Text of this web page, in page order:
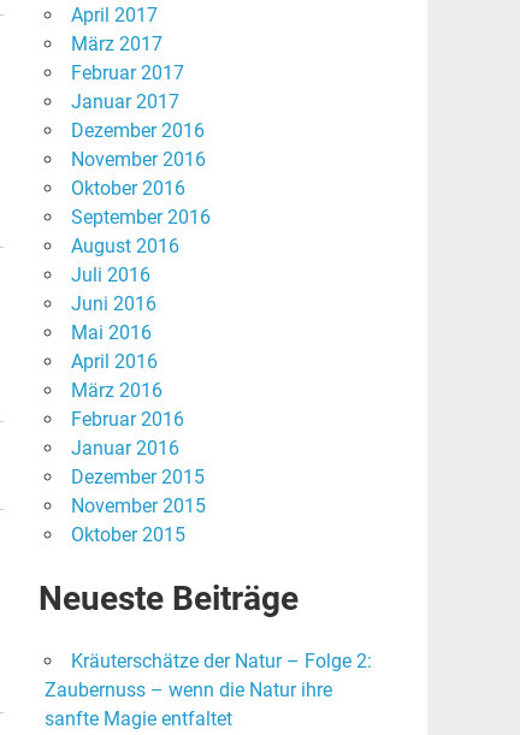
April 2017
März 2017
Februar 2017
Januar 2017
Dezember 2016
November 2016
Oktober 2016
September 2016
August 2016
Juli 2016
Juni 2016
Mai 2016
April 2016
März 2016
Februar 2016
Januar 2016
Dezember 2015
November 2015
Oktober 2015
Neueste Beiträge
Kräuterschätze der Natur – Folge 2:
Zaubernuss – wenn die Natur ihre
sanfte Magie entfaltet